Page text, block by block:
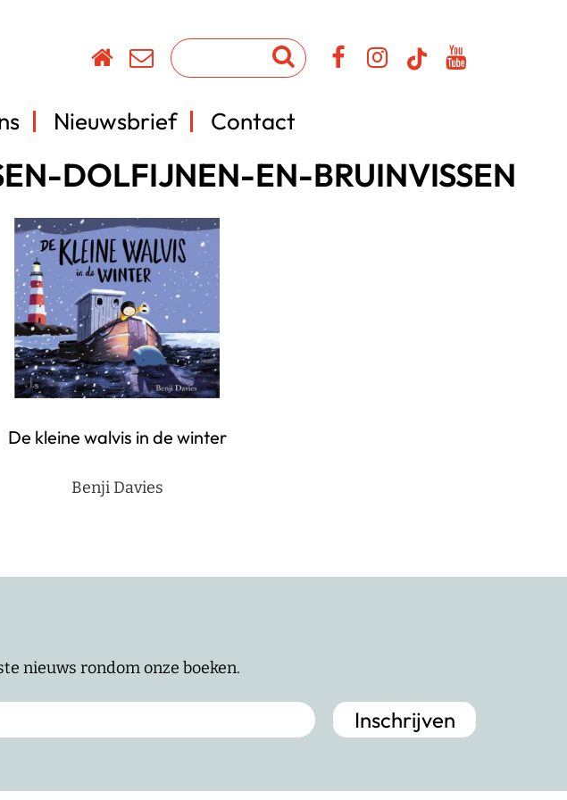
Nieuwsbrief Contact
DOLFIJNEN-EN-BRUINVISSEN
De kleine walvis in de winter
Benji Davies
nieuws rondom onze boeken.